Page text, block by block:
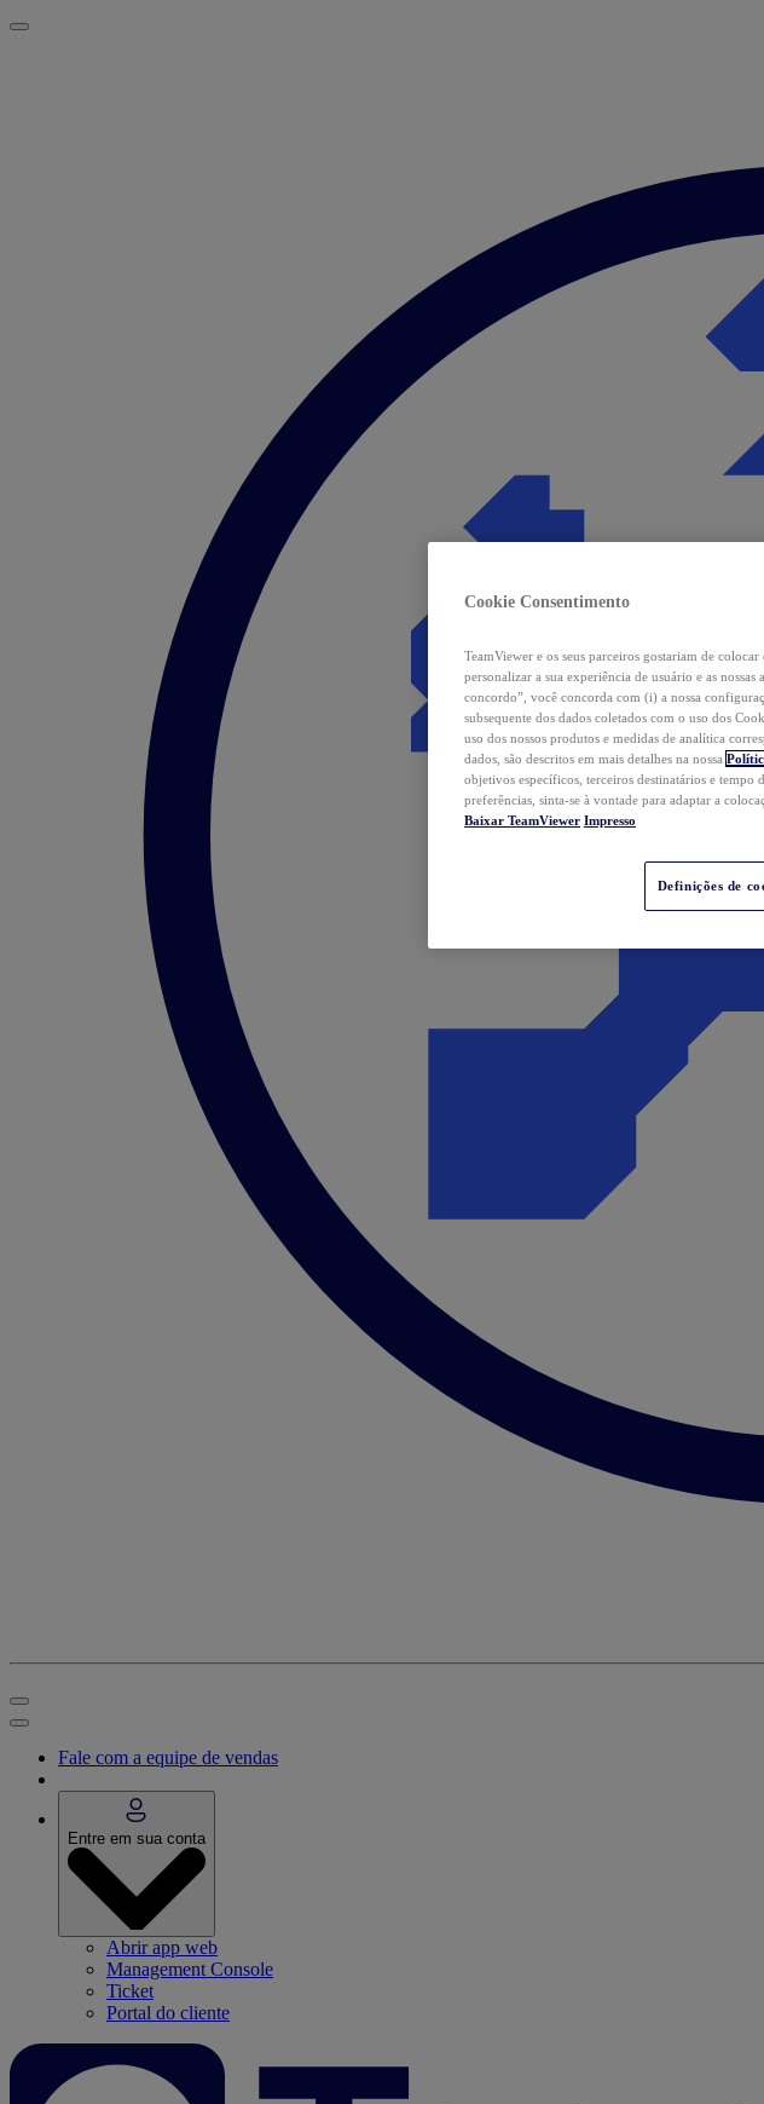
Fale com a equipe de vendas
Entre em sua conta
Abrir app web
Management Console
Ticket
Portal do cliente
Cookie Consentimento
TeamViewer e os seus parceiros gostariam de
personalizar a sua experiência de usuário e as
concordo”, você concorda com (i) a nossa
subsequente dos dados coletados com o uso dos
uso dos nossos produtos e medidas de analítica
dados, são descritos em mais detalhes na nossa
objetivos específicos, terceiros destinatários e tempo
preferências, sinta-se à vontade para adaptar a
Baixar TeamViewer Impresso
Definições de